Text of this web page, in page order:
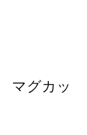
マグカッ